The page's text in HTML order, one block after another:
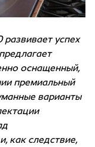
успех
оснащенный,
премиальный
варианты
как следствие,